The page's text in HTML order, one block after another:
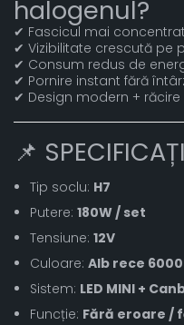
halogenul?
✔ Fascicul mai concentrat
✔ Vizibilitate crescută pe
✔ Consum redus de
✔ Pornire instant fără
✔ Design modern + răcire
📌
Tip soclu: H7
Putere: 180W / set
Tensiune: 12V
Culoare: Alb rece
Sistem: LED MINI +
Funcție: Fără eroare /